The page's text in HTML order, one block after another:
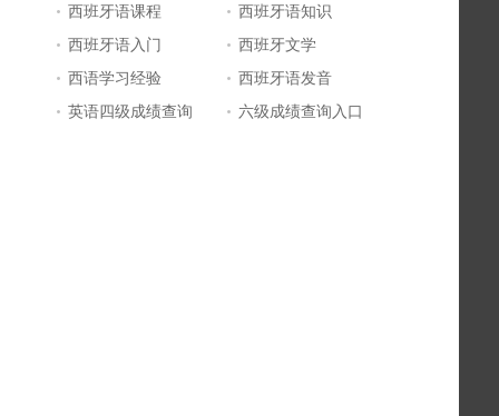
西班牙语课程
西班牙语知识
西班牙语入门
西班牙文学
西语学习经验
西班牙语发音
英语四级成绩查询
六级成绩查询入口